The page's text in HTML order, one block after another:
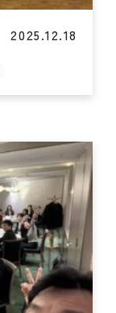
2025.12.18